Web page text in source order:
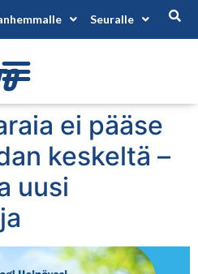
Seuralle
ei pääse
keskeltä –
uusi